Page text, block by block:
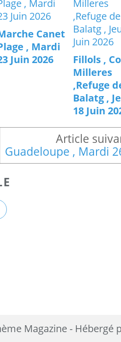
Canet
, Mardi
Juin 2026
Fillols ,
Milleres
,Refuge
Balatg ,
18 Juin
Magazine - Hébergé